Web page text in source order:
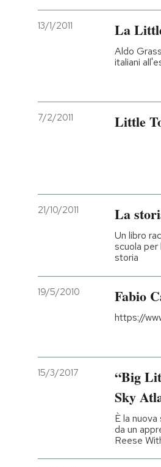
13/1/2011 La
Aldo
italiani
7/2/2011 Little
21/10/2011 La
Un libro
scuola
storia
19/5/2010 Fabio
https://
15/3/2017
“Big
Sky
È la
da un
Reese